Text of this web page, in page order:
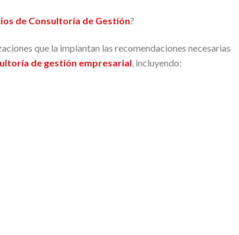
de Consultoría de Gestión?
que la implantan las recomendaciones necesarias
de gestión empresarial , incluyendo: